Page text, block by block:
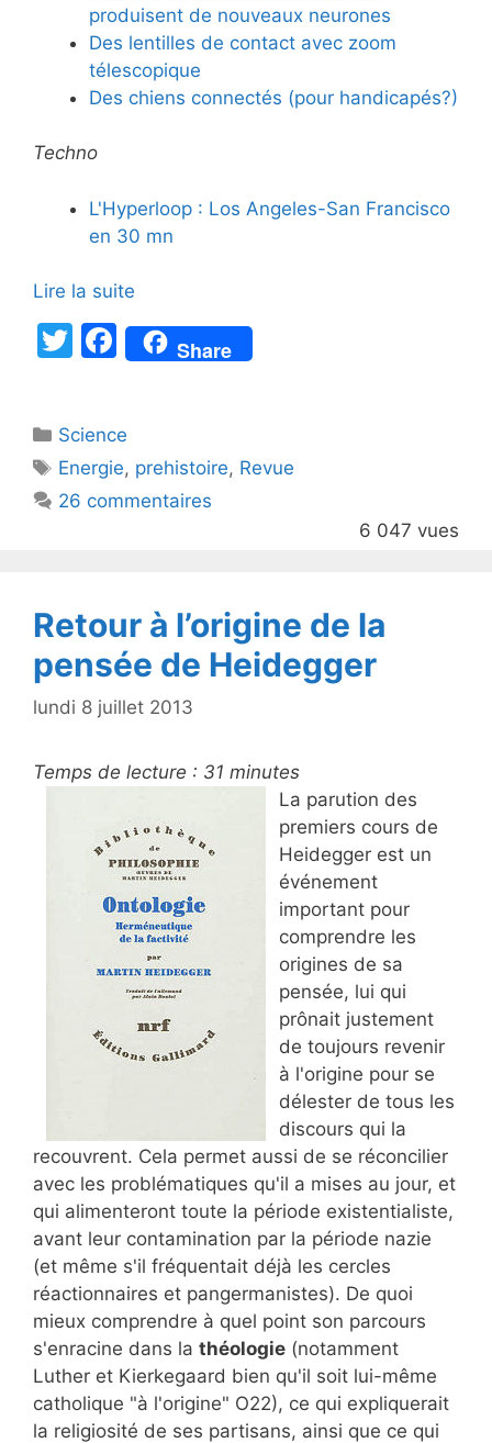
produisent de nouveaux neurones
Des lentilles de contact avec zoom
télescopique
Des chiens connectés (pour handicapés?)
Techno
L'Hyperloop : Los Angeles-San Francisco
en 30 mn
Lire la suite
T
er
F
a
e
b
o
Share
Catégories
Science
Étiquettes
Energie, prehistoire, Revue
26 commentaires
6 047 vues
Retour à l’origine de la
pensée de Heidegger
lundi 8 juillet 2013
Temps de lecture : 31 minutes
La parution des
premiers cours de
Heidegger est un
événement
important pour
comprendre les
origines de sa
pensée, lui qui
prônait justement
de toujours revenir
à l'origine pour se
délester de tous les
discours qui la
recouvrent. Cela permet aussi de se réconcilier
avec les problématiques qu'il a mises au jour, et
qui alimenteront toute la période existentialiste,
avant leur contamination par la période nazie
(et même s'il fréquentait déjà les cercles
réactionnaires et pangermanistes). De quoi
mieux comprendre à quel point son parcours
s'enracine dans la théologie (notamment
Luther et Kierkegaard bien qu'il soit lui-même
catholique "à l'origine" O22), ce qui expliquerait
la religiosité de ses partisans, ainsi que ce qui